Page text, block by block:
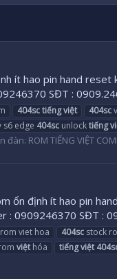
ít hao pin hand
SĐT :
404sctiếngviệt 404sc
s6 edge 404sc unlocktiếng
đàn: ROM TIẾNG VIỆT
ổn định ít hao pin
0909246370 SĐT :
rom viet hoa 404sc stock
việthóa tiếngviệt